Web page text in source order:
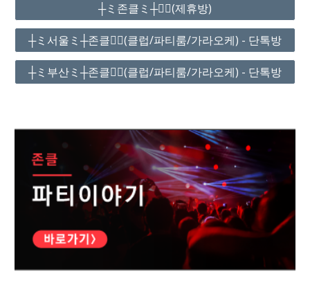
┼ミ존클ミ┼❤️‍🔥(제휴방)
┼ミ서울ミ┼존클❤️‍🔥(클럽/파티룸/가라오케) - 단톡방
┼ミ부산ミ┼존클❤️‍🔥(클럽/파티룸/가라오케) - 단톡방